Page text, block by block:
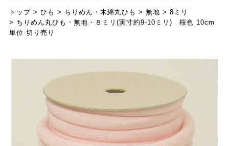
トップ ひも ちりめん・木綿丸ひも 無地
8ミリ
ちりめん丸ひも・無地・８ミリ(実寸約9-10ミリ) 桜色 10cm
単位 切り売り